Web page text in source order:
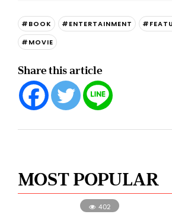
#BOOK #ENTERTAINMENT
#MOVIE
Share this article
MOST POPULAR
402